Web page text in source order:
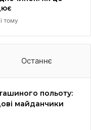
тому
Останнє
польоту:
майданчики